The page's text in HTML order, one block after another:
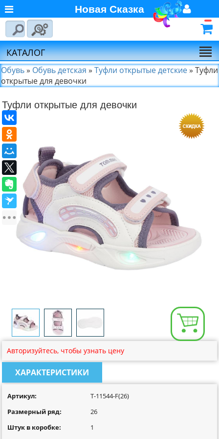
Главная
О компании
Новости
Выбор по брендам
Партнёрам
Калькулятора доставки
Байкал-Сервис
Калькулятора доставки
Первая
Экспедиционная
Компания
Калькулятора доставки
Деловые Линии
Размерная сетка
Контакты
Новая Сказка
Регистрация
Авторизуйтесь
КАТАЛОГ
Обувь» Обувь детская » Туфли открытые детские» Туфли
открытые для девочки
Туфли открытые для девочки
Авторизуйтесь, чтобы узнать цену
ХАРАКТЕРИСТИКИ
Артикул:
Размерный ряд:
Штук в коробке:
T-11544-F(26)
26
1